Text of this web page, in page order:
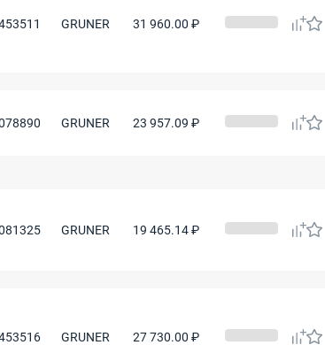
GRUNER 31 960.00 ₽
GRUNER 23 957.09 ₽
GRUNER 19 465.14 ₽
GRUNER 27 730.00 ₽